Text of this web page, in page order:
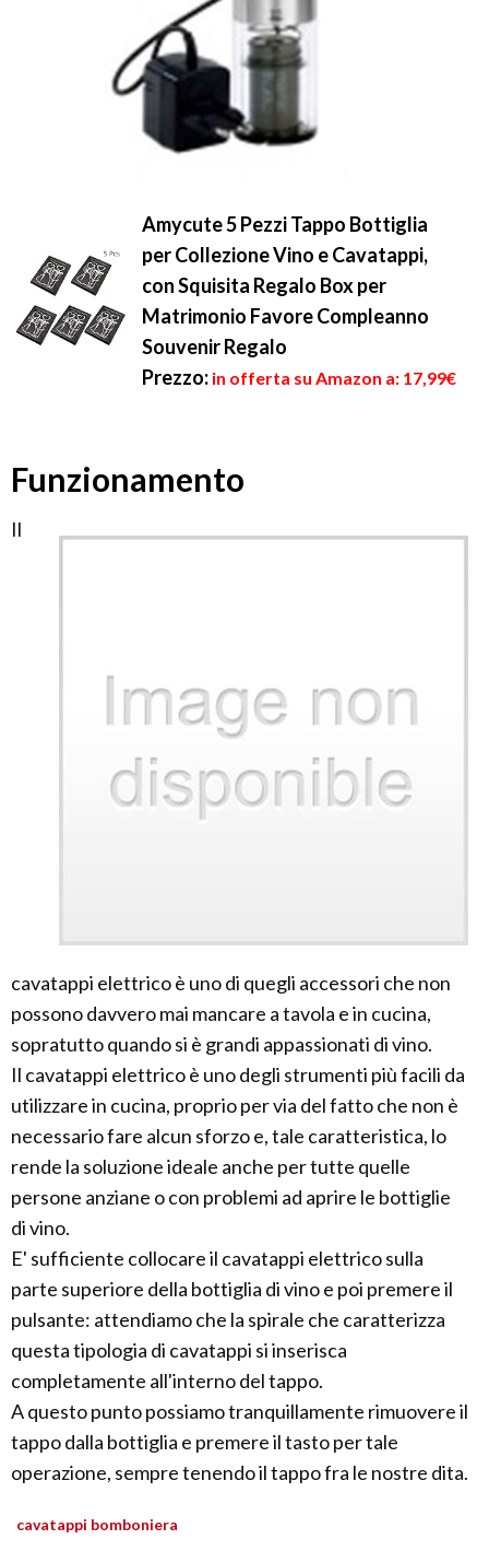
Amycute 5 Pezzi Tappo Bottiglia
per Collezione Vino e Cavatappi,
con Squisita Regalo Box per
Matrimonio Favore Compleanno
Souvenir Regalo
Prezzo: in offerta su Amazon a: 17,99€
Funzionamento
Il
cavatappi elettrico è uno di quegli accessori che non
possono davvero mai mancare a tavola e in cucina,
sopratutto quando si è grandi appassionati di vino.
Il cavatappi elettrico è uno degli strumenti più facili da
utilizzare in cucina, proprio per via del fatto che non è
necessario fare alcun sforzo e, tale caratteristica, lo
rende la soluzione ideale anche per tutte quelle
persone anziane o con problemi ad aprire le bottiglie
di vino.
E' sufficiente collocare il cavatappi elettrico sulla
parte superiore della bottiglia di vino e poi premere il
pulsante: attendiamo che la spirale che caratterizza
questa tipologia di cavatappi si inserisca
completamente all'interno del tappo.
A questo punto possiamo tranquillamente rimuovere il
tappo dalla bottiglia e premere il tasto per tale
operazione, sempre tenendo il tappo fra le nostre dita.
cavatappi bomboniera